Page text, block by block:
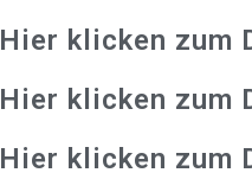
Hier klicken zum
Hier klicken zum
Hier klicken zum